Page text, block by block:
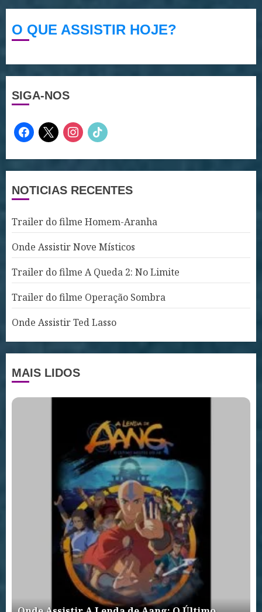
O QUE ASSISTIR HOJE?
SIGA-NOS
facebook
x instagram
tiktok
NOTICIAS RECENTES
Trailer do filme Homem-Aranha
Onde Assistir Nove Místicos
Trailer do filme A Queda 2: No Limite
Trailer do filme Operação Sombra
Onde Assistir Ted Lasso
MAIS LIDOS